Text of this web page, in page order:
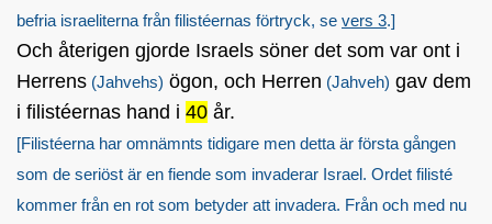
befria israeliterna från filistéernas förtryck, se vers 3.]
Och återigen gjorde Israels söner det som var ont i
Herrens (Jahvehs) ögon, och Herren (Jahveh) gav dem
i filistéernas hand i 40 år.
[Filistéerna har omnämnts tidigare men detta är första gången
som de seriöst är en fiende som invaderar Israel. Ordet filisté
kommer från en rot som betyder att invadera. Från och med nu